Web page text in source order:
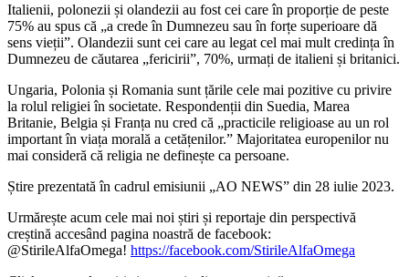
Italienii, polonezii și olandezii au fost cei care în proporție de peste
75% au spus că „a crede în Dumnezeu sau în forțe superioare dă
sens vieții”. Olandezii sunt cei care au legat cel mai mult credința în
Dumnezeu de căutarea „fericirii”, 70%, urmați de italieni și britanici.
Ungaria, Polonia și Romania sunt țările cele mai pozitive cu privire
la rolul religiei în societate. Respondenții din Suedia, Marea
Britanie, Belgia și Franța nu cred că „practicile religioase au un rol
important în viața morală a cetățenilor.” Majoritatea europenilor nu
mai consideră că religia ne definește ca persoane.
Știre prezentată în cadrul emisiunii „AO NEWS” din 28 iulie 2023.
Urmărește acum cele mai noi știri și reportaje din perspectivă
creștină accesând pagina noastră de facebook:
@StirileAlfaOmega! https://facebook.com/StirileAlfaOmega